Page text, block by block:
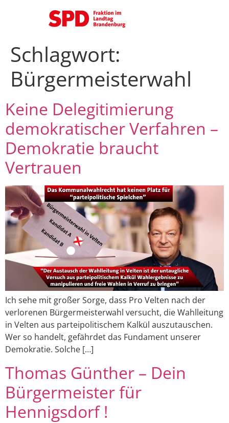
Schlagwort:
Bürgermeisterwahl
Keine Delegitimierung
demokratischer Verfahren –
Demokratie braucht
Vertrauen
Ich sehe mit großer Sorge, dass Pro Velten nach der
verlorenen Bürgermeisterwahl versucht, die Wahlleitung
in Velten aus parteipolitischem Kalkül auszutauschen.
Wer so handelt, gefährdet das Fundament unserer
Demokratie. Solche […]
Thomas Günther – Dein
Bürgermeister für
Hennigsdorf !